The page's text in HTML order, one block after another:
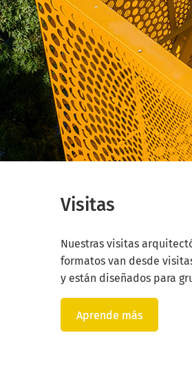
Visitas
Nuestras visitas
formatos van desde
y están diseñados para
Aprende más